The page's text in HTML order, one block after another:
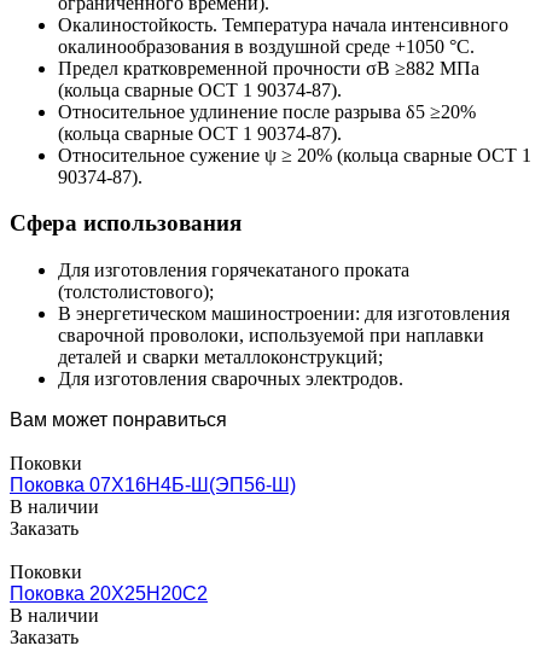
Окалиностойкость. Температура начала интенсивного
окалинообразования в воздушной среде +1050 °C.
Предел кратковременной прочности σB ≥882 МПа
(кольца сварные ОСТ 1 90374-87).
Относительное удлинение после разрыва δ5 ≥20%
(кольца сварные ОСТ 1 90374-87).
Относительное сужение ψ ≥ 20% (кольца сварные ОСТ 1
90374-87).
Сфера использования
Для изготовления горячекатаного проката
(толстолистового);
В энергетическом машиностроении: для изготовления
сварочной проволоки, используемой при наплавки
деталей и сварки металлоконструкций;
Для изготовления сварочных электродов.
Вам может понравиться
Поковки
Поковка 07Х16Н4Б-Ш(ЭП56-Ш)
В наличии
Заказать
Поковки
Поковка 20Х25Н20С2
В наличии
Заказать